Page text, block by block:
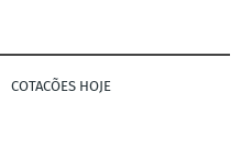
COTACÕES HOJE